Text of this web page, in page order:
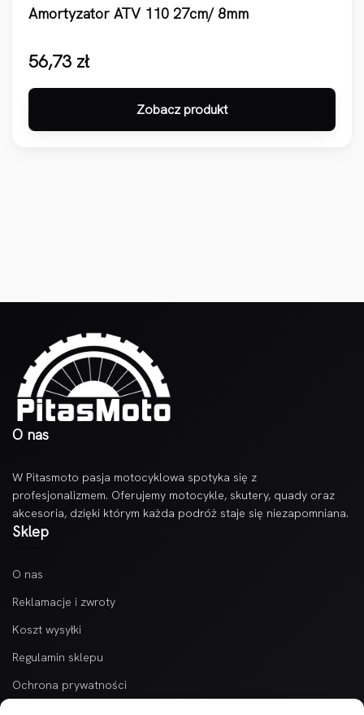
Amortyzator ATV 110 27cm/ 8mm
56,73 zł
Zobacz produkt
O nas
W Pitasmoto pasja motocyklowa spotyka się z
profesjonalizmem. Oferujemy motocykle, skutery, quady oraz
akcesoria, dzięki którym każda podróż staje się niezapomniana.
Sklep
O nas
Reklamacje i zwroty
Koszt wysyłki
Regulamin sklepu
Ochrona prywatności